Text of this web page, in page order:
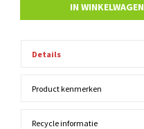
IN WINKELWAGEN
Details
Product kenmerken
Recycle informatie